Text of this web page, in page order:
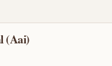
(Aai)